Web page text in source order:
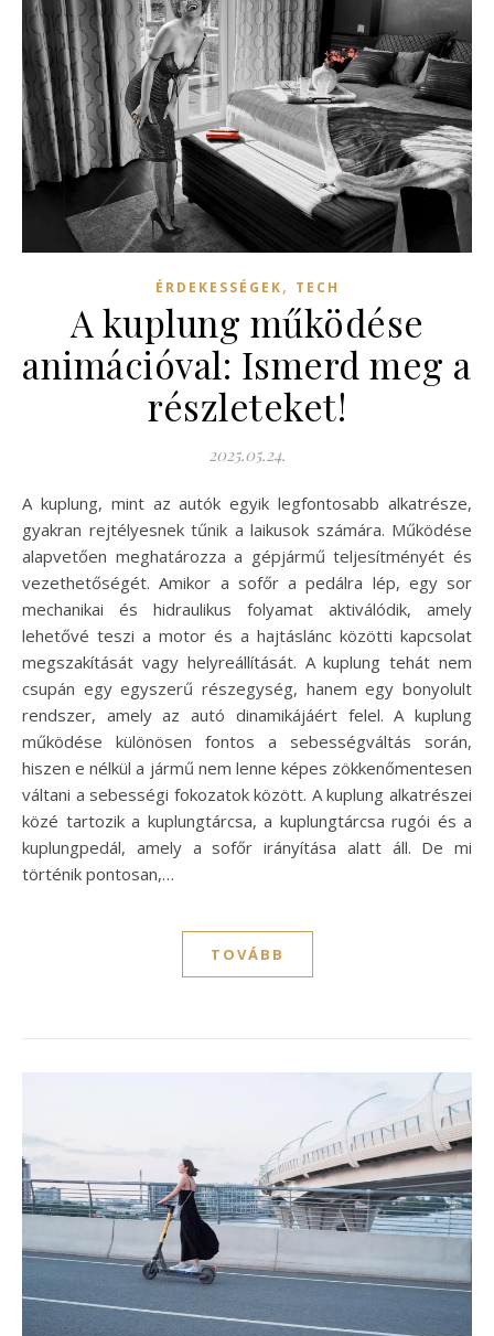
ÉRDEKESSÉGEK, TECH
A kuplung működése
animációval: Ismerd meg a
részleteket!
2025.05.24.
A kuplung, mint az autók egyik legfontosabb alkatrésze,
gyakran rejtélyesnek tűnik a laikusok számára. Működése
alapvetően meghatározza a gépjármű teljesítményét és
vezethetőségét. Amikor a sofőr a pedálra lép, egy sor
mechanikai és hidraulikus folyamat aktiválódik, amely
lehetővé teszi a motor és a hajtáslánc közötti kapcsolat
megszakítását vagy helyreállítását. A kuplung tehát nem
csupán egy egyszerű részegység, hanem egy bonyolult
rendszer, amely az autó dinamikájáért felel. A kuplung
működése különösen fontos a sebességváltás során,
hiszen e nélkül a jármű nem lenne képes zökkenőmentesen
váltani a sebességi fokozatok között. A kuplung alkatrészei
közé tartozik a kuplungtárcsa, a kuplungtárcsa rugói és a
kuplungpedál, amely a sofőr irányítása alatt áll. De mi
történik pontosan,…
TOVÁBB